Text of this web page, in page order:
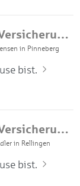
Ausbildung zum Kaufmann für Versicherungen und Finanzanlagen 2027 (m/w/d)
in Pinneberg
bist.
Ausbildung zum Kaufmann für Versicherungen und Finanzanlagen 2027 (m/w/d)
in Rellingen
bist.